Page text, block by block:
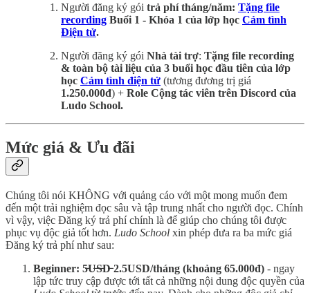
Người đăng ký gói trả phí tháng/năm: Tặng file
recording Buổi 1 - Khóa 1 của lớp học Cảm tình
Điện tử.
Người đăng ký gói Nhà tài trợ: Tặng file recording
& toàn bộ tài liệu của 3 buổi học đầu tiên của lớp
học Cảm tình điện tử (tương đương trị giá
1.250.000đ) + Role Cộng tác viên trên Discord của
Ludo School.
Mức giá & Ưu đãi
Chúng tôi nói KHÔNG với quảng cáo với một mong muốn đem
đến một trải nghiệm đọc sâu và tập trung nhất cho người đọc. Chính
vì vậy, việc Đăng ký trả phí chính là để giúp cho chúng tôi được
phục vụ độc giả tốt hơn. Ludo School xin phép đưa ra ba mức giá
Đăng ký trả phí như sau:
Beginner: 5̶U̶S̶D̶ 2.5USD/tháng (khoảng 65.000đ) - ngay
lập tức truy cập được tới tất cả những nội dung độc quyền của